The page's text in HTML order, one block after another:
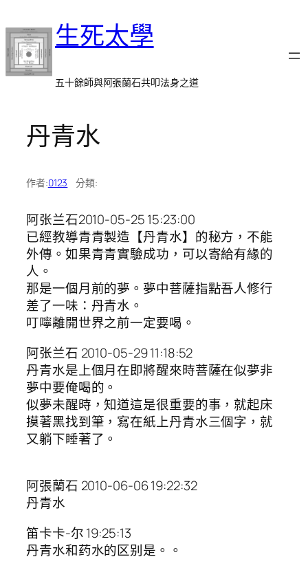
至
主
要
內
生死太學
五十餘師與阿張蘭石共叩法身之道
丹青水
作者:0123 分類:
阿张兰石2010-05-25 15:23:00
已經教導青青製造【丹青水】的秘方，不能
外傳。如果青青實驗成功，可以寄給有緣的
人。
那是一個月前的夢。夢中菩薩指點吾人修行
差了一味：丹青水。
叮嚀離開世界之前一定要喝。
阿张兰石 2010-05-29 11:18:52
丹青水是上個月在即將醒來時菩薩在似夢非
夢中要俺喝的。
似夢未醒時，知道這是很重要的事，就起床
摸著黑找到筆，寫在紙上丹青水三個字，就
又躺下睡著了。
阿張蘭石 2010-06-06 19:22:32
丹青水
笛卡卡-尔 19:25:13
丹青水和药水的区别是。。